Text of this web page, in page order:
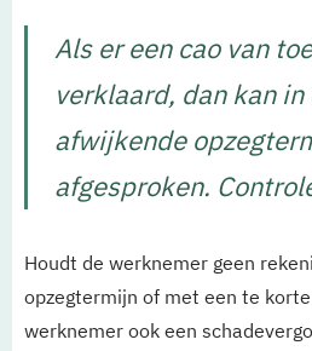
Als er een cao van
verklaard, dan kan in
afwijkende
afgesproken.
Houdt de werknemer geen
opzegtermijn of met een te
werknemer ook een